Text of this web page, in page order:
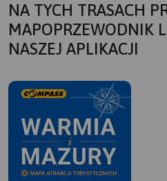
NA TYCH TRASACH
MAPOPRZEWODNIK
NASZEJ APLIKACJI